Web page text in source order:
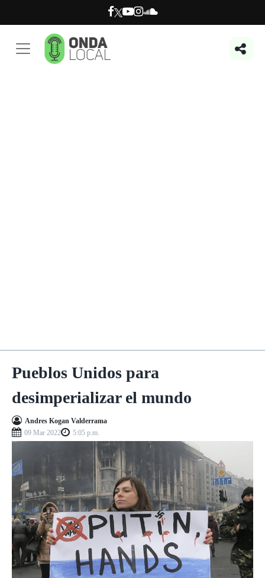
Pueblos Unidos para
desimperializar el mundo
Andres Kogan Valderrama
09 Mar 2022
5:05 p.m.